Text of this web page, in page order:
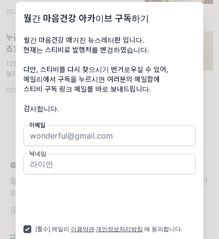
월간 마음건강 아카이브 구독하기
월간 마음건강 매거진 뉴스레터판 입니다.
현재는 스티비로 발행처를 변경하였습니다.
다만, 스티비를 다시 찾으시기 번거로우실 수 있어,
메일리에서 구독을 누르시면 여러분의 메일함에
스티비 구독 링크 메일를 바로 보내드립니다.
감사합니다.
이메일
닉네임
[필수] 메일리 이용약관 개인정보처리방침 에 동의합니다.
사는 분위기가 유독 '같이'를 중요시해요. 출근
해서 퇴근까지 누구와도 말을 하지 않으면 뭔가
문제 있는 사람처럼 보
2025.07.18
누군가를 만나면 더 불안해지는 나, 어쩌
죠?
12월 6일 :: 집단지성 상담소. 오늘의 편지 오
늘의 사연은 몇 번의 사랑을 경험한 30대 이상
싱글이라면 한번쯤 느껴보았을 법 한 "차라리
혼자가 나을까?"에 대한 사연이에요. 누군가와
2024.12.06 · 월간 마음건강 프리미엄 · 조회 930 · 댓글 13
© 2026 월간 마음건강 아카이브
월간 마음건강이 새로운 보금자리로 이사했습니다. 최상단
의 공지글 '이동 링크 안내'를 꼭 읽어주세요.